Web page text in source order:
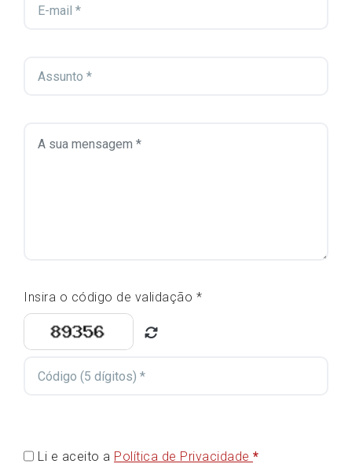
Insira o código de validação *
Li e aceito a Política de Privacidade *